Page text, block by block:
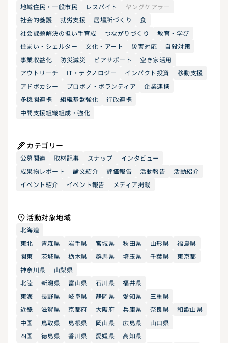
地域住民・一般市民
レスパイト
ヤングケアラー
社会的養護
就労支援 居場所づくり
食
社会課題解決の担い手育成
つながりづくり
教育・学び
住まい・シェルター
文化・アート 災害対応
自殺対策
事業収益化
防災減災 ピアサポート
空き家活用
アウトリーチ
IT・テクノロジー インパクト投資
移動支援
アドボカシー
プロボノ・ボランティア
企業連携
多機関連携
組織基盤強化
行政連携
中間支援組織組成・強化
カテゴリー
公募関連 取材記事 スナップ
インタビュー
成果物レポート
論文紹介 評価報告 活動報告
活動紹介
イベント紹介
イベント報告 メディア掲載
活動対象地域
北海道
東北
青森県 岩手県 宮城県 秋田県 山形県
福島県
関東
茨城県 栃木県 群馬県 埼玉県 千葉県
東京都
神奈川県
山梨県
北陸
新潟県 富山県 石川県
福井県
東海
長野県 岐阜県 静岡県 愛知県
三重県
近畿
滋賀県 京都府 大阪府 兵庫県 奈良県
和歌山県
中国
鳥取県 島根県 岡山県 広島県
山口県
四国
徳島県 香川県 愛媛県
高知県